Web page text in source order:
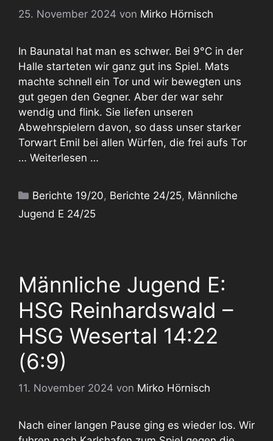
25. November 2024 von Mirko Hörnisch
In Baunatal hat man es schwer. Bei 9°C in der
Halle starteten wir ganz gut ins Spiel. Mats
machte schnell ein Tor und wir bewegten uns
gut gegen den Gegner. Aber der war sehr
wendig und flink. Sie liefen unseren
Abwehrspielern davon, so dass unser starker
Torwart Emil bei allen Würfen, die frei aufs Tor
… Weiterlesen …
Kategorien
Berichte 19/20, Berichte 24/25, Männliche
Jugend E 24/25
Männliche Jugend E:
HSG Reinhardswald –
HSG Wesertal 14:22
(6:9)
11. November 2024 von Mirko Hörnisch
Nach einer langen Pause ging es wieder los. Wir